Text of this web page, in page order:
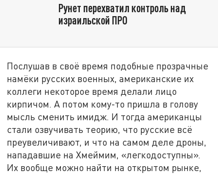
Рунет перехватил контроль над
израильской ПРО
Послушав в своё время подобные прозрачные
намёки русских военных, американские их
коллеги некоторое время делали лицо
кирпичом. А потом кому-то пришла в голову
мысль сменить имидж. И тогда американцы
стали озвучивать теорию, что русские всё
преувеличивают, и что на самом деле дроны,
нападавшие на Хмеймим, «легкодоступны».
Их вообще можно найти на открытом рынке,